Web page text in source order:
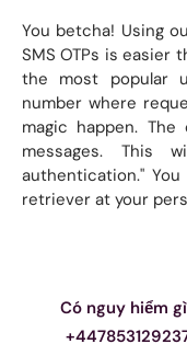
You betcha! Using
SMS OTPs is easier
the most popular
number where
magic happen.
messages. This
authentication."
retriever at your
Có nguy hiểm